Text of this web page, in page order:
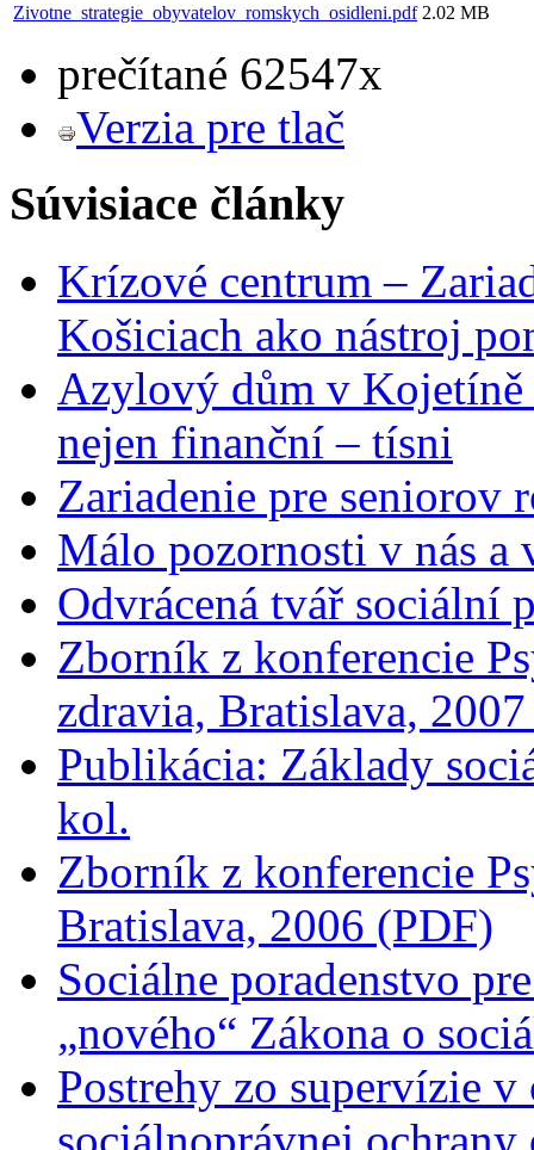
Zivotne_strategie_obyvatelov_romskych_osidleni.pdf 2.02 MB
prečítané 62547x
Verzia pre tlač
Súvisiace články
Krízové centrum –
Košiciach ako nástroj
Azylový dům v Kojetíně
nejen finanční – tísni
Zariadenie pre seniorov
Málo pozornosti v nás
Odvrácená tvář sociální
Zborník z konferencie
zdravia, Bratislava,
Publikácia: Základy
kol.
Zborník z konferencie
Bratislava, 2006 (PDF)
Sociálne poradenstvo
„nového“ Zákona o
Postrehy zo supervízie